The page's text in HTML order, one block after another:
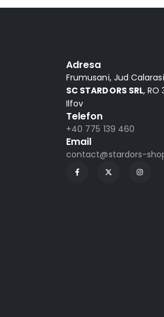
Adresa
Frumusani, Jud
SC STARDORS SRL, RO
Ilfov
Telefon
+40 775 139 460
Email
contact@stardors-